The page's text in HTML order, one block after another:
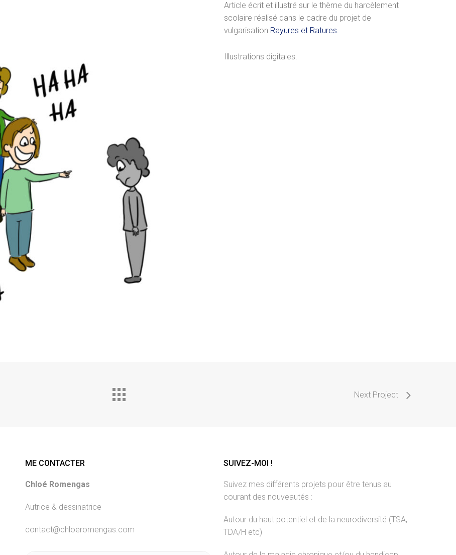
Article écrit et illustré sur le thème du harcèlement
scolaire réalisé dans le cadre du projet de
vulgarisation Rayures et Ratures.
Illustrations digitales.
Next Project
ME CONTACTER
Chloé Romengas
Autrice & dessinatrice
contact@chloeromengas.com
SUIVEZ-MOI !
Suivez mes différents projets pour être tenus au
courant des nouveautés :
Autour du haut potentiel et de la neurodiversité (TSA,
TDA/H etc)